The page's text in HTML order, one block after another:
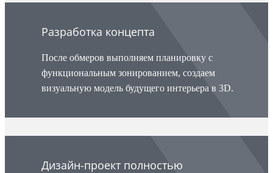
Разработка концепта
После обмеров выполняем планировку с
функциональным зонированием, создаем
визуальную модель будущего интерьера в 3D.
Дизайн-проект полностью